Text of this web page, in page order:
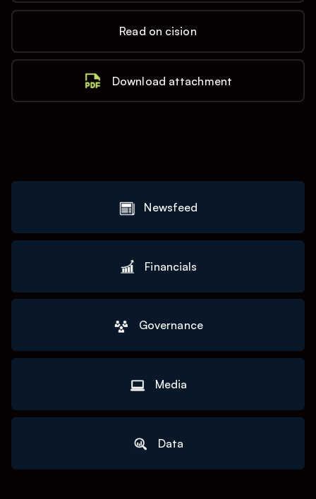
Read on cision
Download attachment
Newsfeed
Financials
Governance
Media
Data